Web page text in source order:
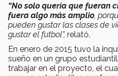
“No solo quería que fueran
fuera algo más amplio,
pueden gustar las clases de
gustar el futbol”, relató.
En enero de 2015 tuvo la
sueño en un grupo
trabajar en el proyecto, el